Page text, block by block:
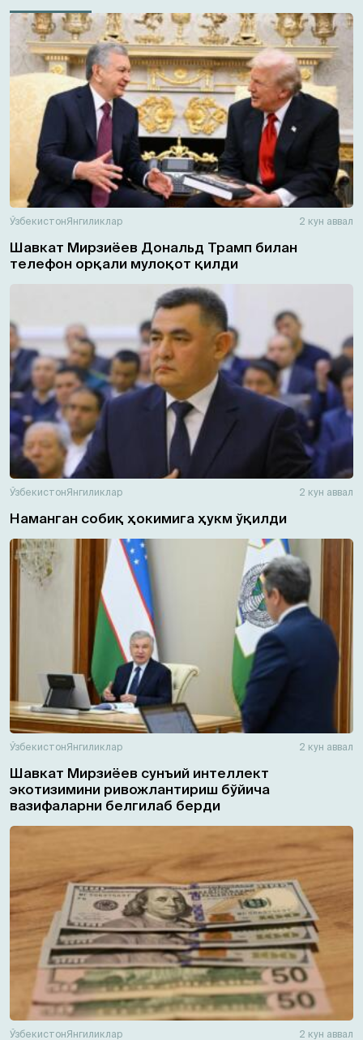
ЎзбекистонЯнгиликлар 2 кун аввал
Шавкат Мирзиёев Дональд Трамп билан
телефон орқали мулоқот қилди
ЎзбекистонЯнгиликлар 2 кун аввал
Наманган собиқ ҳокимига ҳукм ўқилди
ЎзбекистонЯнгиликлар 2 кун аввал
Шавкат Мирзиёев сунъий интеллект
экотизимини ривожлантириш бўйича
вазифаларни белгилаб берди
ЎзбекистонЯнгиликлар 2 кун аввал